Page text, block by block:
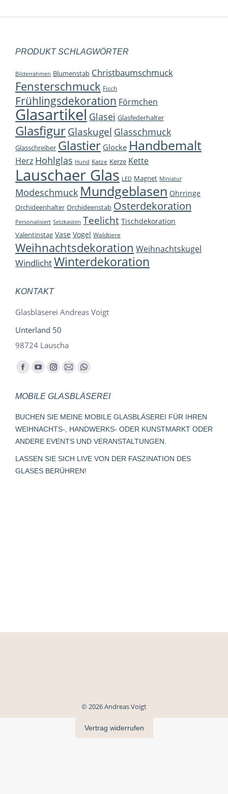
PRODUKT SCHLAGWÖRTER
Bilderrahmen Blumenstab Christbaumschmuck
Fensterschmuck Fisch
Frühlingsdekoration Förmchen
Glasartikel Glasei Glasfederhalter
Glasfigur Glaskugel Glasschmuck
Glasschreiber Glastier Glocke Handbemalt
Herz Hohlglas Hund Katze Kerze Kette
Lauschaer Glas LED Magnet Miniatur
Modeschmuck Mundgeblasen Ohrringe
Orchideenhalter Orchideenstab Osterdekoration
Personalisiert Setzkasten Teelicht Tischdekoration
Valentinstag Vase Vogel Waldtiere
Weihnachtsdekoration Weihnachtskugel
WindlichtWinterdekoration
KONTAKT
Glasbläserei Andreas Voigt
Unterland 50
98724 Lauscha
Finden Sie uns auf:
Facebook
opens
in
new
window
YouTube
opens
in
new
window
Instagram
opens
in
new
window
E-
page
opens
in
new
Whatsapp
opens
in
new
window
MOBILE GLASBLÄSEREI
BUCHEN SIE MEINE MOBILE GLASBLÄSEREI FÜR IHREN
WEIHNACHTS-, HANDWERKS- ODER KUNSTMARKT ODER
ANDERE EVENTS UND VERANSTALTUNGEN.
LASSEN SIE SICH LIVE VON DER FASZINATION DES
GLASES BERÜHREN!
© 2026 Andreas Voigt
Vertrag widerrufen